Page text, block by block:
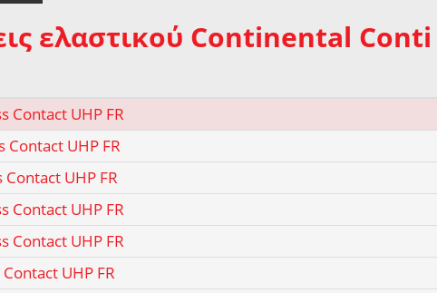
ελαστικού Continental
Contact UHP FR
Contact UHP FR
UHP FR
Contact UHP FR
Contact UHP FR
UHP FR